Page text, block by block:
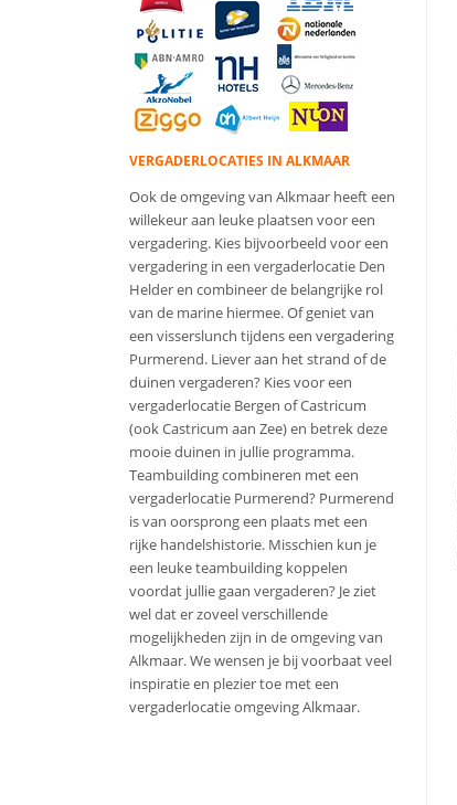
VERGADERLOCATIES IN ALKMAAR
Ook de omgeving van Alkmaar heeft een
willekeur aan leuke plaatsen voor een
vergadering. Kies bijvoorbeeld voor een
vergadering in een vergaderlocatie Den
Helder en combineer de belangrijke rol
van de marine hiermee. Of geniet van
een visserslunch tijdens een vergadering
Purmerend. Liever aan het strand of de
duinen vergaderen? Kies voor een
vergaderlocatie Bergen of Castricum
(ook Castricum aan Zee) en betrek deze
mooie duinen in jullie programma.
Teambuilding combineren met een
vergaderlocatie Purmerend? Purmerend
is van oorsprong een plaats met een
rijke handelshistorie. Misschien kun je
een leuke teambuilding koppelen
voordat jullie gaan vergaderen? Je ziet
wel dat er zoveel verschillende
mogelijkheden zijn in de omgeving van
Alkmaar. We wensen je bij voorbaat veel
inspiratie en plezier toe met een
vergaderlocatie omgeving Alkmaar.